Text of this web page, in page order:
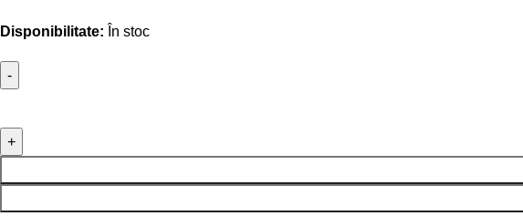
Disponibilitate: În stoc